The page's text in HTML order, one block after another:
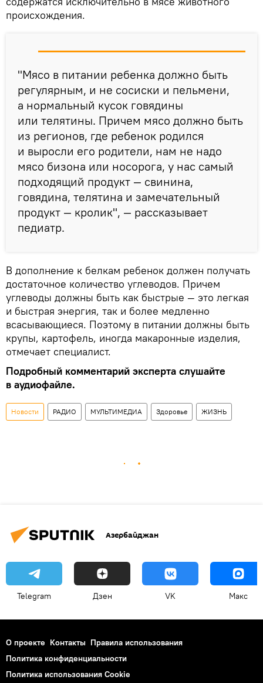
происхождения.
"Мясо в питании ребенка должно быть
регулярным, и не сосиски и пельмени,
а нормальный кусок говядины
или телятины. Причем мясо должно быть
из регионов, где ребенок родился
и выросли его родители, нам не надо
мясо бизона или носорога, у нас самый
подходящий продукт — свинина,
говядина, телятина и замечательный
продукт — кролик", — рассказывает
педиатр.
В дополнение к белкам ребенок должен получать
достаточное количество углеводов. Причем
углеводы должны быть как быстрые — это легкая
и быстрая энергия, так и более медленно
всасывающиеся. Поэтому в питании должны быть
крупы, картофель, иногда макаронные изделия,
отмечает специалист.
Подробный комментарий эксперта слушайте
в аудиофайле.
Новости РАДИО МУЛЬТИМЕДИА Здоровье ЖИЗНЬ
Азербайджан
Telegram Дзен VK Макс
О проекте Контакты Правила использования
Политика конфиденциальности
Политика использования Cookie